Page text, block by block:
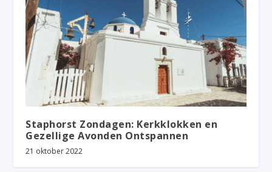
Staphorst Zondagen: Kerkklokken en
Gezellige Avonden Ontspannen
21 oktober 2022